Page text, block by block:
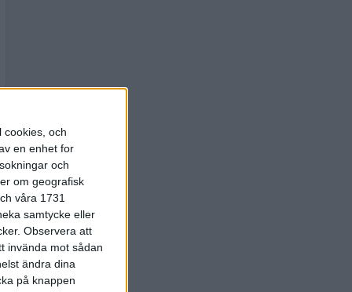
cookies, och
en enhet for
och
om geografisk
våra 1731
samtycke eller
Observera att
invända mot sådan
ändra dina
på knappen